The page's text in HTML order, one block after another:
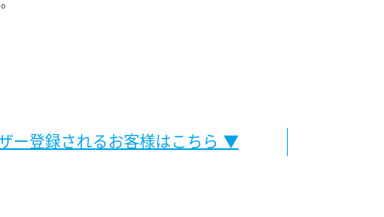
ー登録されるお客様はこちら ▼